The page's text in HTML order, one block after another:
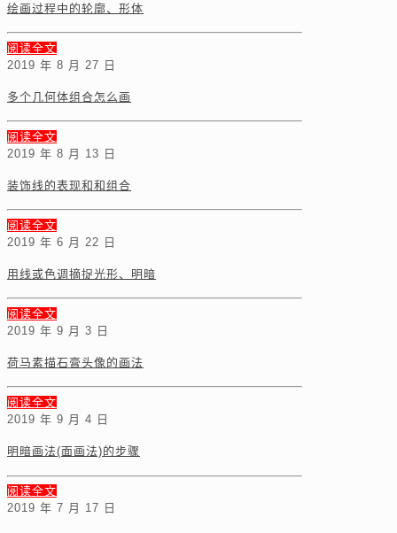
绘画过程中的轮廓、形体
阅读全文
2019 年 8 月 27 日
多个几何体组合怎么画
阅读全文
2019 年 8 月 13 日
装饰线的表现和和组合
阅读全文
2019 年 6 月 22 日
用线或色调摘捉光形、明暗
阅读全文
2019 年 9 月 3 日
荷马素描石膏头像的画法
阅读全文
2019 年 9 月 4 日
明暗画法(面画法)的步骤
阅读全文
2019 年 7 月 17 日